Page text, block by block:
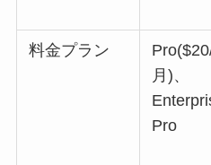
料金プラン
月)、
Pro